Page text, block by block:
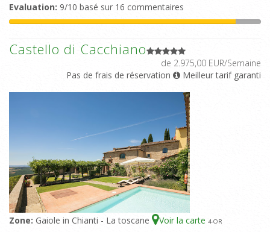
Evaluation: 9/10 basé sur 16 commentaires
Castello di Cacchiano
de 2.975,00 EUR/Semaine
Pas de frais de réservation
Meilleur tarif garanti
Zone: Gaiole in Chianti - La toscane Voir la carte 4-OR